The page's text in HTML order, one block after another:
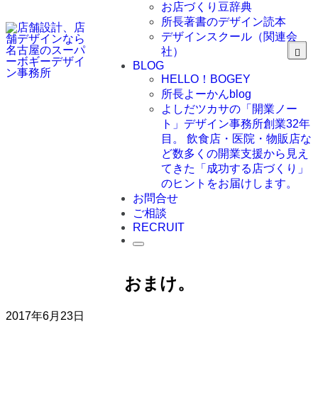
お店づくり豆辞典
所長著書のデザイン読本
デザインスクール（関連会
社）
BLOG
HELLO！BOGEY
所長よーかんblog
よしだツカサの「開業ノー
ト」 デザイン事務所創業32年
目。 飲食店・医院・物販店な
ど数多くの開業支援から見え
てきた「成功する店づくり」
のヒントをお届けします。
お問合せ
ご相談
RECRUIT
おまけ。
2017年6月23日